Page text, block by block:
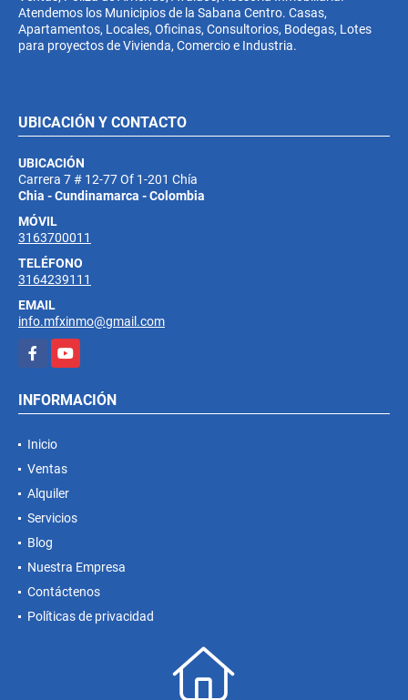
Atendemos los Municipios de la Sabana Centro. Casas,
Apartamentos, Locales, Oficinas, Consultorios, Bodegas, Lotes
para proyectos de Vivienda, Comercio e Industria.
UBICACIÓN Y CONTACTO
UBICACIÓN
Carrera 7 # 12-77 Of 1-201 Chía
Chia - Cundinamarca - Colombia
MÓVIL
3163700011
TELÉFONO
3164239111
EMAIL
info.mfxinmo@gmail.com
FacebookYouTube
INFORMACIÓN
Inicio
Ventas
Alquiler
Servicios
Blog
Nuestra Empresa
Contáctenos
Políticas de privacidad